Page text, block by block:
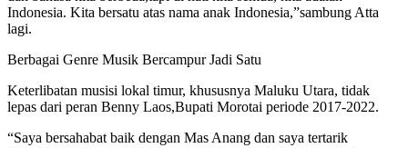
Indonesia. Kita bersatu atas nama anak Indonesia,”sambung Atta
lagi.
Berbagai Genre Musik Bercampur Jadi Satu
Keterlibatan musisi lokal timur, khususnya Maluku Utara, tidak
lepas dari peran Benny Laos,Bupati Morotai periode 2017-2022.
“Saya bersahabat baik dengan Mas Anang dan saya tertarik